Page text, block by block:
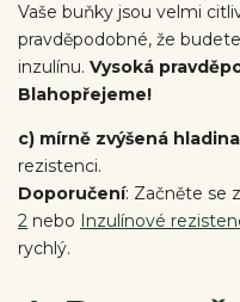
Vaše buňky jsou velmi
pravděpodobné, že
inzulínu. Vysoká
Blahopřejeme!
c) mírně zvýšená hladina
rezistenci.
Doporučení: Začněte se
2 nebo Inzulínové
rychlý.